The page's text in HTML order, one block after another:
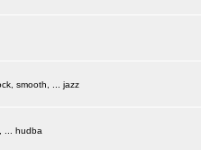
smooth, ... jazz
... hudba